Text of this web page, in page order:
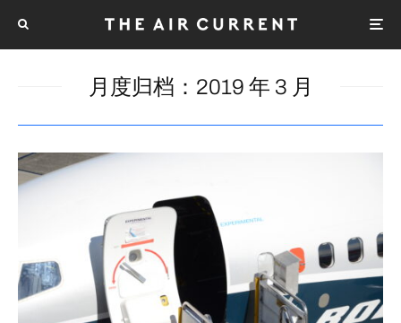
月度归档： 2019 年 3 月